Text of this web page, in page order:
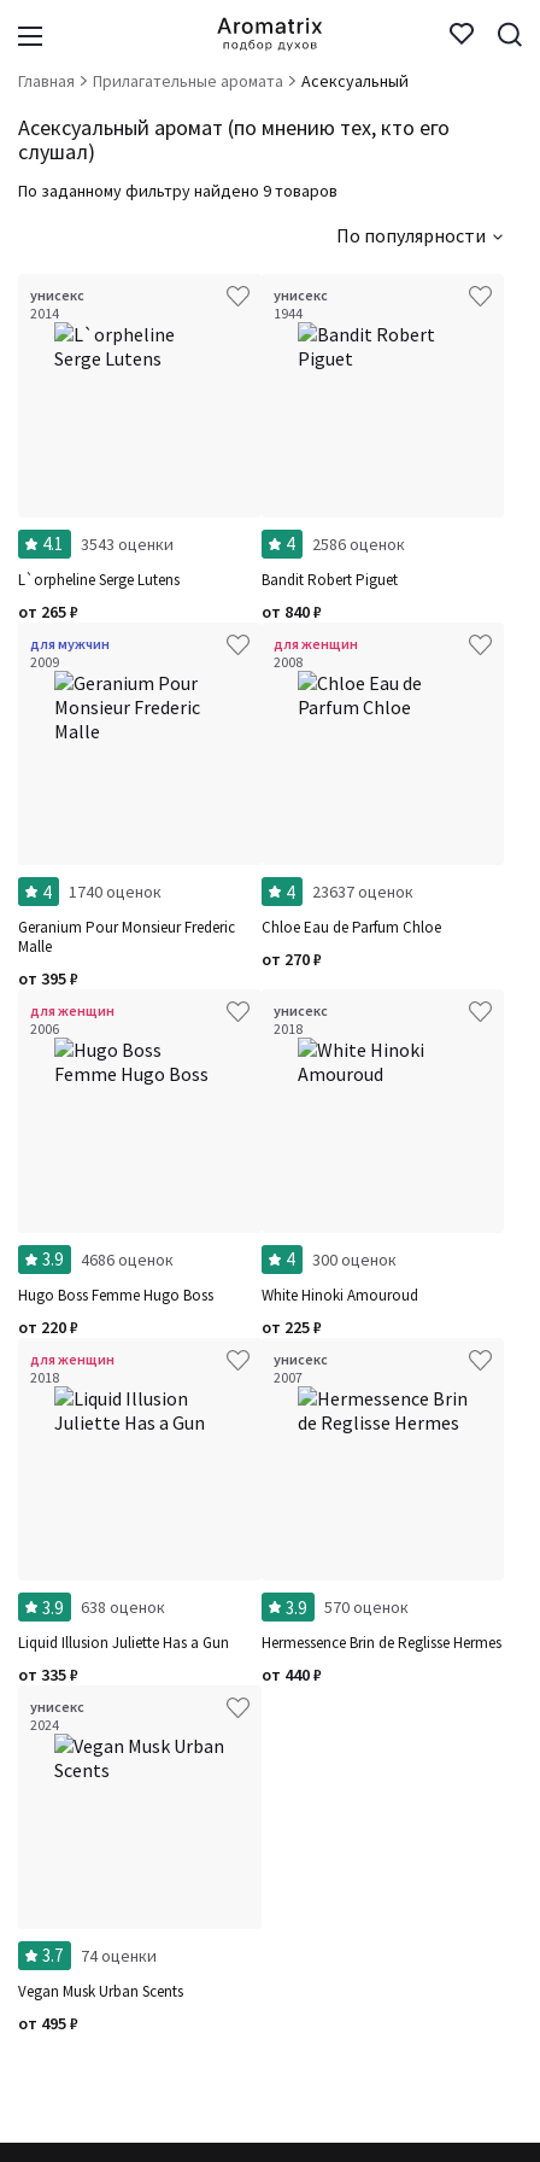
Главная Прилагательные аромата Асексуальный
Асексуальный аромат (по мнению тех, кто его
слушал)
По заданному фильтру найдено 9 товаров
По популярности
унисекс
2014
4.1 3543 оценки
L`orpheline Serge Lutens
от 265₽
унисекс
1944
4 2586 оценок
Bandit Robert Piguet
от 840₽
для мужчин
2009
4 1740 оценок
Geranium Pour Monsieur Frederic
Malle
от 395₽
для женщин
2008
4 23637 оценок
Chloe Eau de Parfum Chloe
от 270₽
для женщин
2006
3.9 4686 оценок
Hugo Boss Femme Hugo Boss
от 220₽
унисекс
2018
4 300 оценок
White Hinoki Amouroud
от 225₽
для женщин
2018
3.9 638 оценок
Liquid Illusion Juliette Has a Gun
от 335₽
унисекс
2007
3.9 570 оценок
Hermessence Brin de Reglisse Hermes
от 440₽
унисекс
2024
3.7 74 оценки
Vegan Musk Urban Scents
от 495₽